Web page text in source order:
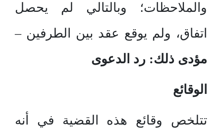
والملاحظات؛ وبالتالي لم يحصل
اتفاق، ولم يوقع عقد بين الطرفين –
مؤدى ذلك: رد الدعوى
الوقائع
تتلخص وقائع هذه القضية في أنه